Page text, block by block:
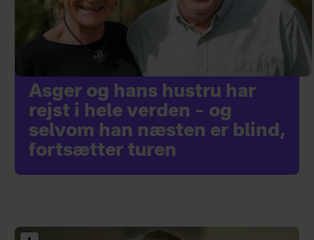
Asger og hans hustru har
rejst i hele verden – og
selvom han næsten er blind,
fortsætter turen